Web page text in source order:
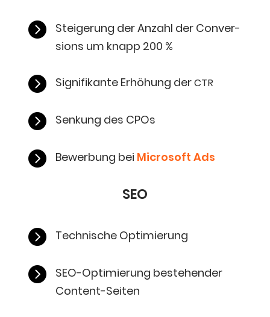

Stei­ge­rung der Anzahl der Con­ver­
si­ons um knapp 200 %
 Signi­fi­kan­te Erhö­hung derCTR
 Sen­kung des CPOs
 Bewer­bung bei Micro­soft Ads
SEO
 Tech­ni­sche Optimierung

SEO-Opti­mie­rung bestehen­der
Content-Seiten